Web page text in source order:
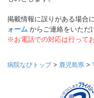
掲載情報に誤りがある場合
ォーム からご連絡をいただ
※お電話での対応は行って
病院なびトップ> 鹿児島県 >